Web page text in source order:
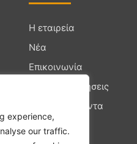
experience,
our traffic.
Η εταιρεία
Νέα
Επικοινωνία
Συχνές Ερωτήσεις
Όλα τα προϊόντα